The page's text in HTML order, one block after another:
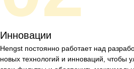
Инновации
Hengst постоянно работает над
новых технологий и инноваций, чтобы